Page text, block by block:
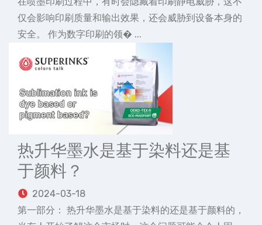
仅会影响印刷质量和输出效果，还会威胁到设备本身的
安全。 作为数字印刷的领� ...
热升华墨水是基于染料还是基
于颜料？
2024-03-18
第一部分： 热升华墨水是基于染料的还是基于颜料的，